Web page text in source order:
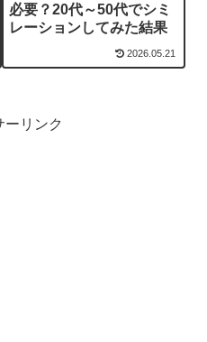
必要？20代～50代でシミ
レーションしてみた結果
2026.05.21
ーリンク